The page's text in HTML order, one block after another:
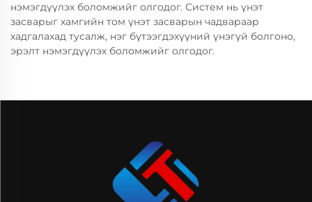
нэмэгдүүлэх боломжийг олгодог. Систем нь үнэт
засварыг хамгийн том үнэт засварын чадвараар
хадгалахад тусалж, нэг бүтээгдэхүүний үнэгүй болгоно,
эрэлт нэмэгдүүлэх боломжийг олгодог.